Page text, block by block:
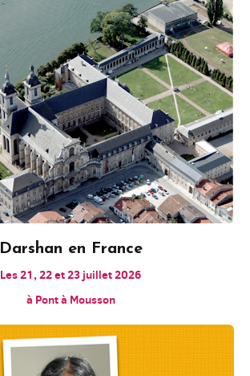
Darshan en France
Les 21, 22 et 23 juillet 2026
à Pont à Mousson